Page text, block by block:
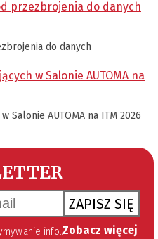
do danych
Salonie AUTOMA na ITM 2026
ZAPISZ SIĘ
(Dz. U. 144 z 2002 r. poz. 1204). Zgoda jest dobrowolna, jednak jej wyrażenie jest konieczne, aby otrzymywać newsletter. Zobacz więcej